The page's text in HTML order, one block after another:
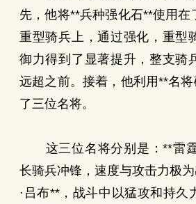
先，他将**兵种强化石**使用在
重型骑兵上，通过强化，重型
御力得到了显著提升，整支骑
远超之前。接着，他利用**名
了三位名将。
这三位名将分别是：**雷霆
长骑兵冲锋，速度与攻击力极
·吕布**，战斗中以猛攻和持久